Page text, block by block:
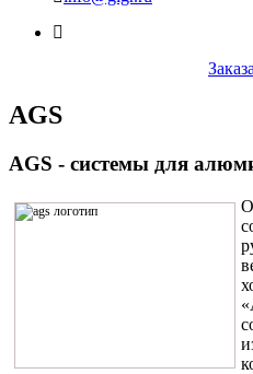
AGS
AGS - системы для